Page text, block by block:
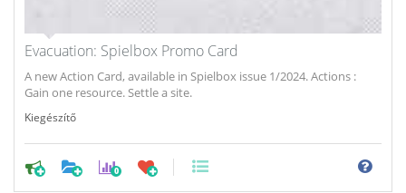
Evacuation: Spielbox Promo Card
A new Action Card, available in Spielbox issue 1/2024. Actions :
Gain one resource. Settle a site.
Kiegészítő
0